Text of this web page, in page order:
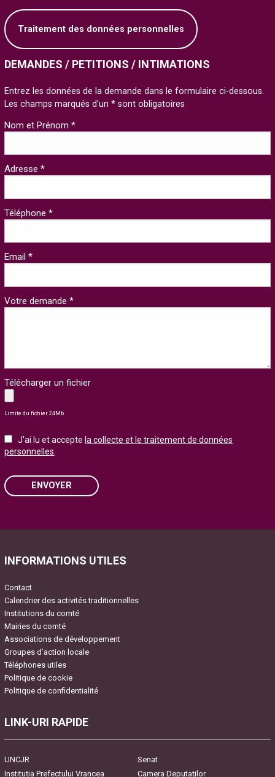
Traitement des données personnelles
DEMANDES / PETITIONS / INTIMATIONS
Entrez les données de la demande dans le formulaire ci-dessous.
Les champs marqués d'un * sont obligatoires
Nom et Prénom *
Adresse *
Téléphone *
Email *
Votre demande *
Télécharger un fichier
Limite du fichier 24Mb
J'ai lu et accepte la collecte et le traitement de données
personnelles
ENVOYER
INFORMATIONS UTILES
Contact
Calendrier des activités traditionnelles
Institutions du comté
Mairies du comté
Associations de développement
Groupes d’action locale
Téléphones utiles
Politique de cookie
Politique de confidentialité
LINK-URI RAPIDE
UNCJR
Senat
Instituția Prefectului Vrancea
Camera Deputaților